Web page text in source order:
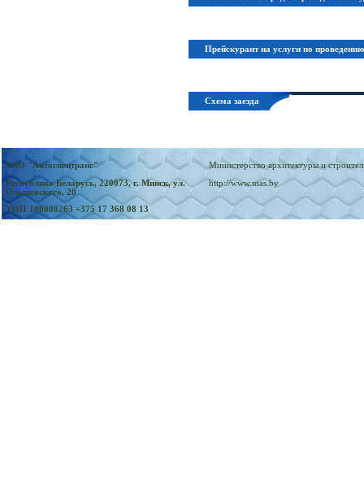
Прейскурант на услуги по
Схема заезда
ОАО "Автоспецтранс"
Республика Беларусь, 220073, г. Минск, ул.
Ольшевского, 20
УНП 100008263 +375 17 368 08 13
Министерство архитектуры и
http://www.mas.by